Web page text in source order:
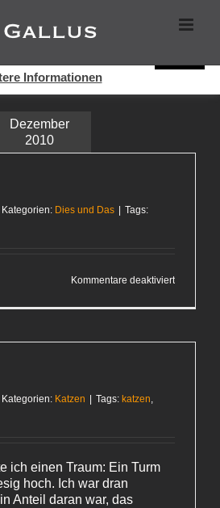
Dezember
2010
Kategorien: Dies und Das
Tags:
Kommentare deaktiviertfür
Kategorien: Katzen Tags: katzen,
ich einen Traum: Ein Turm
hoch. Ich war dran
Anteil daran war, das
Seite bei der Bereitstellung der
dieser Webseite erklären Sie sich
Informationen